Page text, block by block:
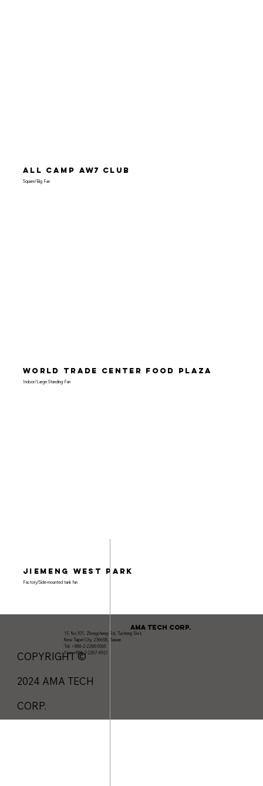
All CampAW7 Club
Square/Big Fan
World Trade Center Food Plaza
Indoor/Large Standing Fan
Jiemeng West Park
Factory/Side-mounted tank fan
COPYRIGHT ©
2024 AMA TECH
CORP.
AMA TECH CORP.
1F, No.101, Zhongcheng Rd, Tucheng Dist,
New Taipei City 236658, Taiwan
Tel: +886-2-2268-0565
Fax: +886-2-2267-4921